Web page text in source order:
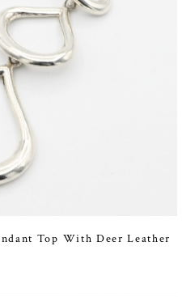
Top With Deer Leather